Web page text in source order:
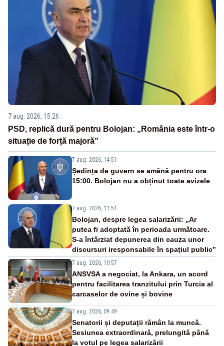
7 aug. 2026, 15:26
PSD, replică dură pentru Bolojan: „România este într-o
situație de forță majoră”
7 aug. 2026, 14:51
Ședința de guvern se amână pentru ora
15:00. Bolojan nu a obținut toate avizele
7 aug. 2026, 11:51
Bolojan, despre legea salarizării: „Ar
putea fi adoptată în perioada următoare.
S-a întârziat depunerea din cauza unor
discursuri iresponsabile în spaţiul public”
7 aug. 2026, 10:57
ANSVSA a negociat, la Ankara, un acord
pentru facilitarea tranzitului prin Turcia al
carcaselor de ovine și bovine
7 aug. 2026, 09:49
Senatorii și deputații rămân la muncă.
Sesiunea extraordinară, prelungită până
la votul pe legea salarizării